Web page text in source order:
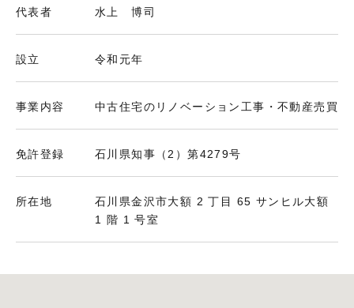
代表者 水上 博司
設立 令和元年
事業内容 中古住宅のリノベーション工事・不動産売買
免許登録 石川県知事（2）第4279号
所在地
石川県金沢市大額 2 丁目 65 サンヒル大額
1 階 1 号室